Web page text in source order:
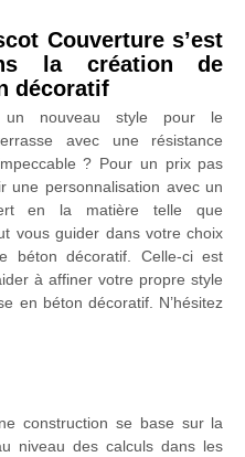
Couverture s’est
la création de
décoratif
un nouveau style pour le
avec une résistance
? Pour un prix pas
une personnalisation avec un
en la matière telle que
vous guider dans votre choix
béton décoratif. Celle-ci est
à affiner votre propre style
en béton décoratif. N’hésitez
construction se base sur la
niveau des calculs dans les